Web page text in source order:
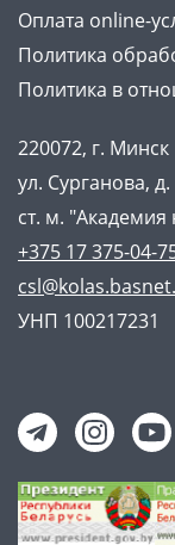
Оплата online-
Политика
Политика в
220072, г. Минск
ул. Сурганова, д.
ст. м. "Академия
+375 17 375-04-
УНП 100217231